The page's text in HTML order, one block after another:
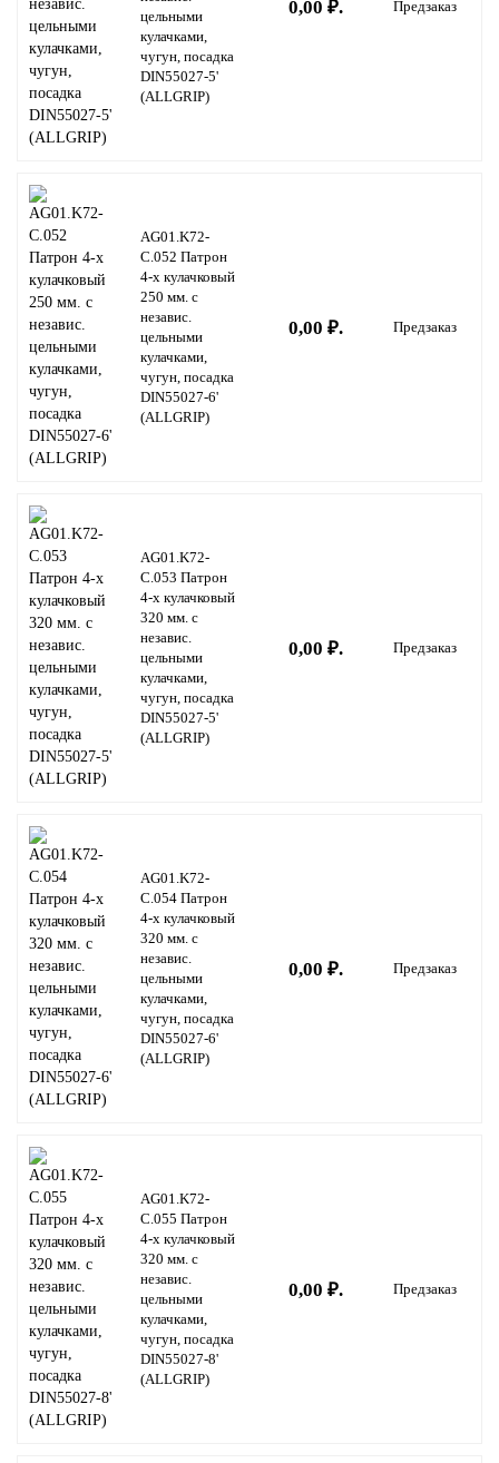
цельными
кулачками,
чугун, посадка
DIN55027-5'
(ALLGRIP)
0,00 ₽. Предзаказ
AG01.K72-
C.052 Патрон
4-х кулачковый
250 мм. с
независ.
цельными
кулачками,
чугун, посадка
DIN55027-6'
(ALLGRIP)
0,00 ₽. Предзаказ
AG01.K72-
C.053 Патрон
4-х кулачковый
320 мм. с
независ.
цельными
кулачками,
чугун, посадка
DIN55027-5'
(ALLGRIP)
0,00 ₽. Предзаказ
AG01.K72-
C.054 Патрон
4-х кулачковый
320 мм. с
независ.
цельными
кулачками,
чугун, посадка
DIN55027-6'
(ALLGRIP)
0,00 ₽. Предзаказ
AG01.K72-
C.055 Патрон
4-х кулачковый
320 мм. с
независ.
цельными
кулачками,
чугун, посадка
DIN55027-8'
(ALLGRIP)
0,00 ₽. Предзаказ